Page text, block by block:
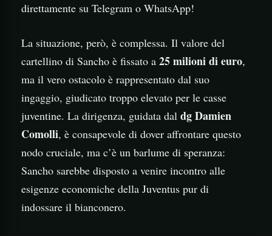
direttamente su Telegram o WhatsApp!
La situazione, però, è complessa. Il valore del
cartellino di Sancho è fissato a 25 milioni di euro,
ma il vero ostacolo è rappresentato dal suo
ingaggio, giudicato troppo elevato per le casse
juventine. La dirigenza, guidata dal dg Damien
Comolli, è consapevole di dover affrontare questo
nodo cruciale, ma c’è un barlume di speranza:
Sancho sarebbe disposto a venire incontro alle
esigenze economiche della Juventus pur di
indossare il bianconero.